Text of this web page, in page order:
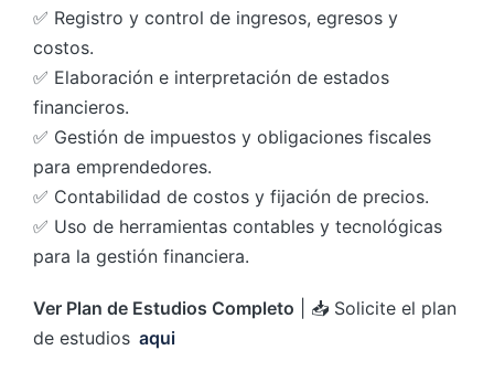
✅ Registro y control de ingresos, egresos y
costos.
✅ Elaboración e interpretación de estados
financieros.
✅ Gestión de impuestos y obligaciones fiscales
para emprendedores.
✅ Contabilidad de costos y fijación de precios.
✅ Uso de herramientas contables y tecnológicas
para la gestión financiera.
Ver Plan de Estudios Completo | 📥 Solicite el plan
de estudios aqui